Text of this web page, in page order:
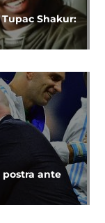
Shakur:
postra ante